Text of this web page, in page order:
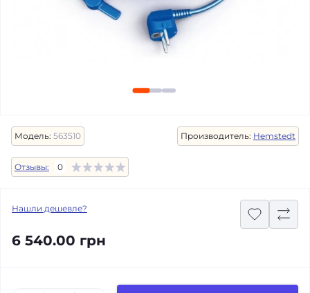
Модель: 563510 Производитель: Hemstedt
Отзывы: 0
Нашли дешевле?
6 540.00 грн